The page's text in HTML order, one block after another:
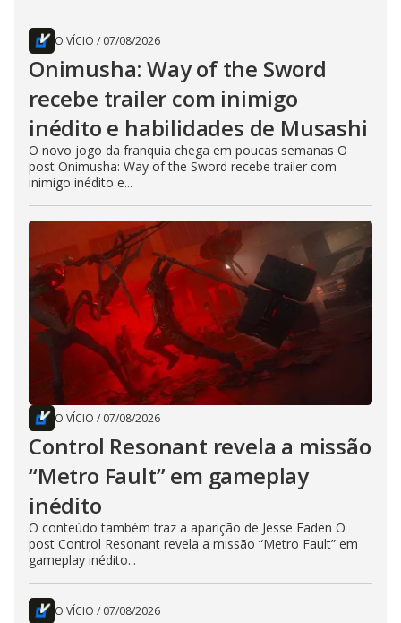
O VÍCIO / 07/08/2026
Onimusha: Way of the Sword
recebe trailer com inimigo
inédito e habilidades de Musashi
O novo jogo da franquia chega em poucas semanas O
post Onimusha: Way of the Sword recebe trailer com
inimigo inédito e...
O VÍCIO / 07/08/2026
Control Resonant revela a missão
“Metro Fault” em gameplay
inédito
O conteúdo também traz a aparição de Jesse Faden O
post Control Resonant revela a missão “Metro Fault” em
gameplay inédito...
O VÍCIO / 07/08/2026